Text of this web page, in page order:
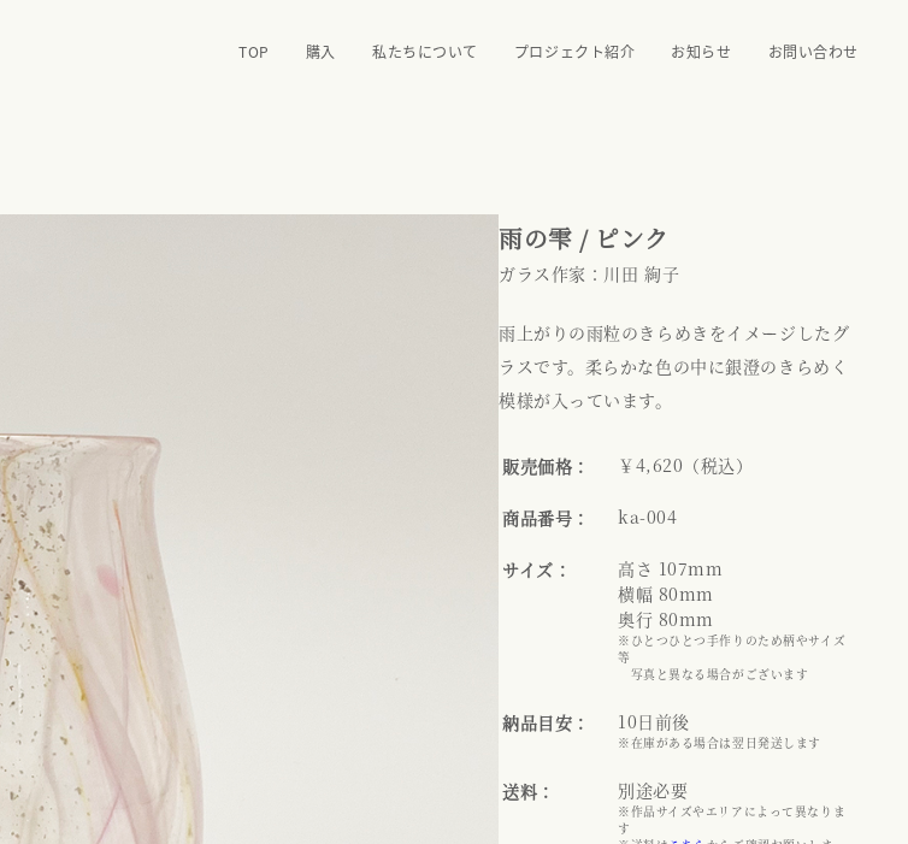
TOP 購入 私たちについて プロジェクト紹介 お知らせ お問い合わせ
雨の雫 / ピンク
ガラス作家：川田 絢子
雨上がりの雨粒のきらめきをイメージしたグ
ラスです。柔らかな色の中に銀澄のきらめく
模様が入っています。
販売価格： ￥4,620（税込）
商品番号： ka-004
サイズ：
高さ 107mm
横幅 80mm
奥行 80mm
※ひとつひとつ手作りのため柄やサイズ
等
写真と異なる場合がございます
納品目安： 10日前後
※在庫がある場合は翌日発送します
送料： 別途必要
※作品サイズやエリアによって異なりま
す